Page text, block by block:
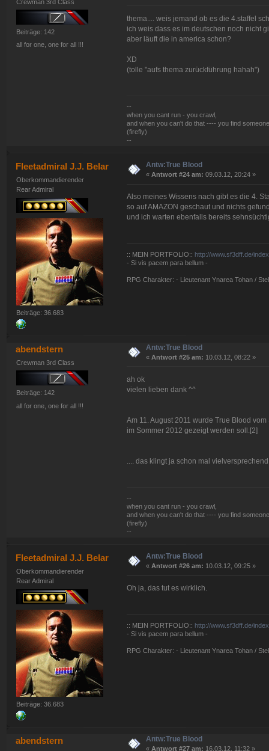
Crewman 3rd Class
Beiträge: 142
all for one, one for all !!!
thema.... weis jemand ob es die 4.staffel
ich weis dass es im deutschen noch nicht
aber läuft die in america schon?
XD
(tolle "aufs thema zurückführung hahah")
--
when you cant run - you crawl,
and when you can't do that ---- you find
(firefly)
--
Fleetadmiral J.J. Belar
Oberkommandierender
Rear Admiral
Beiträge: 36.683
Antw:True Blood
« Antwort #24 am: 09.03.12, 20:24 »
Also meines Wissens nach gibt es die 4.
so auf AMAZON geschaut und nichts
und ich warten ebenfalls bereits
:: MEIN PORTFOLIO:: http://www.sf3dff.de/
- Si vis pacem para bellum -
RPG Charakter: - Lieutenant Ynarea Tohan /
abendstern
Crewman 3rd Class
Beiträge: 142
all for one, one for all !!!
Antw:True Blood
« Antwort #25 am: 10.03.12, 08:22 »
ah ok
vielen lieben dank ^^
Am 11. August 2011 wurde True Blood
im Sommer 2012 gezeigt werden soll.[2]
.... das klingt ja schon mal
--
when you cant run - you crawl,
and when you can't do that ---- you find
(firefly)
--
Fleetadmiral J.J. Belar
Oberkommandierender
Rear Admiral
Beiträge: 36.683
Antw:True Blood
« Antwort #26 am: 10.03.12, 09:25 »
Oh ja, das tut es wirklich.
:: MEIN PORTFOLIO:: http://www.sf3dff.de/
- Si vis pacem para bellum -
RPG Charakter: - Lieutenant Ynarea Tohan /
abendstern Antw:True Blood
« Antwort #27 am: 16.03.12, 11:32 »